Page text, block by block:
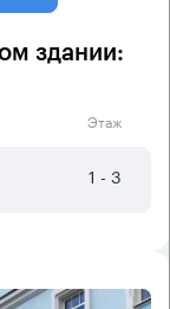
здании:
Этаж
1 - 3